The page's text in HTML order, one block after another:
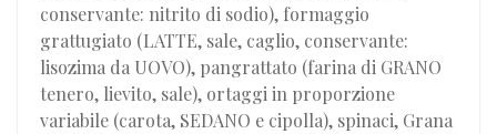
conservante: nitrito di sodio), formaggio
grattugiato (LATTE, sale, caglio, conservante:
lisozima da UOVO), pangrattato (farina di GRANO
tenero, lievito, sale), ortaggi in proporzione
variabile (carota, SEDANO e cipolla), spinaci, Grana